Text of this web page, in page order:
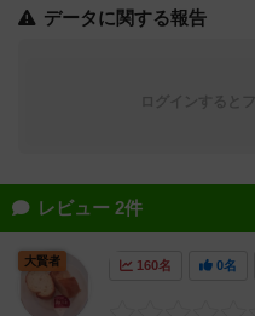
データに関する報告
レビュー 2件
160名 0名
大賢者